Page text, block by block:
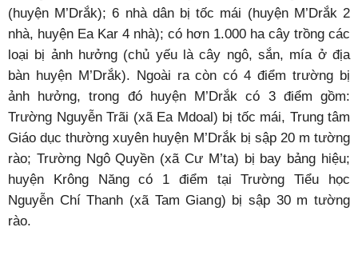
(huyện M’Drắk); 6 nhà dân bị tốc mái (huyện M’Drắk 2
nhà, huyện Ea Kar 4 nhà); có hơn 1.000 ha cây trồng các
loại bị ảnh hưởng (chủ yếu là cây ngô, sắn, mía ở địa
bàn huyện M’Drắk). Ngoài ra còn có 4 điểm trường bị
ảnh hưởng, trong đó huyện M’Drắk có 3 điểm gồm:
Trường Nguyễn Trãi (xã Ea Mdoal) bị tốc mái, Trung tâm
Giáo dục thường xuyên huyện M’Drắk bị sập 20 m tường
rào; Trường Ngô Quyền (xã Cư M’ta) bị bay bảng hiệu;
huyện Krông Năng có 1 điểm tại Trường Tiểu học
Nguyễn Chí Thanh (xã Tam Giang) bị sập 30 m tường
rào.